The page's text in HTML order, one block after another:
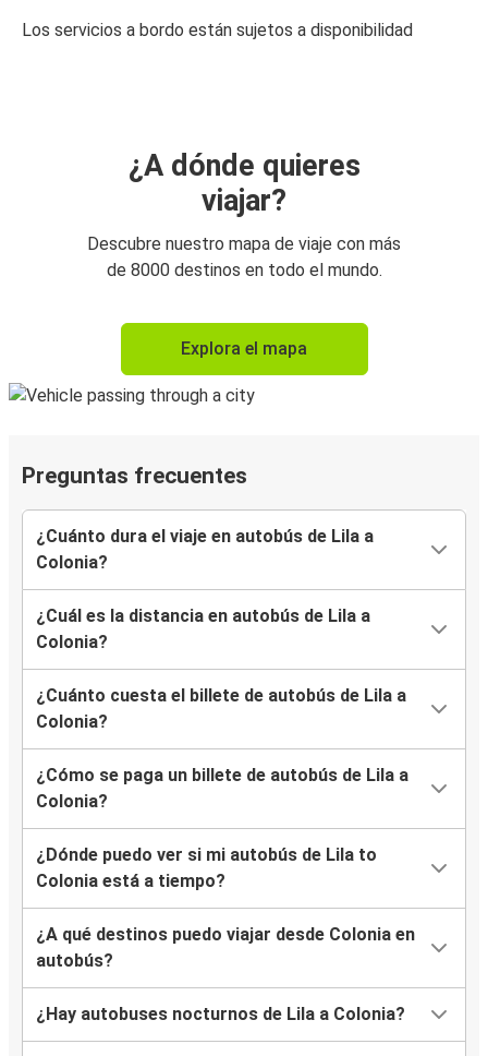
Los servicios a bordo están sujetos a disponibilidad
¿A dónde quieres
viajar?
Descubre nuestro mapa de viaje con más
de 8000 destinos en todo el mundo.
Explora el mapa
Preguntas frecuentes
¿Cuánto dura el viaje en autobús de Lila a
Colonia?
¿Cuál es la distancia en autobús de Lila a
Colonia?
¿Cuánto cuesta el billete de autobús de Lila a
Colonia?
¿Cómo se paga un billete de autobús de Lila a
Colonia?
¿Dónde puedo ver si mi autobús de Lila to
Colonia está a tiempo?
¿A qué destinos puedo viajar desde Colonia en
autobús?
¿Hay autobuses nocturnos de Lila a Colonia?